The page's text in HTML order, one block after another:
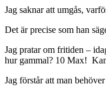
Jag saknar att umgås,
Det är precise som han
Jag pratar om fritiden –
hur gammal? 10 Max!
Jag förstår att man